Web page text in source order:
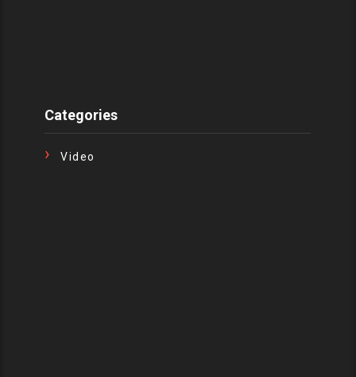
Categories
Video